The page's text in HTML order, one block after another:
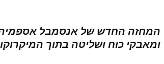
המחזה החדש של אנסמבל אספמיה
ומאבקי כוח ושליטה בתוך